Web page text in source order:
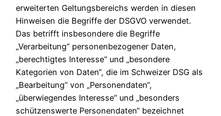
erweiterten Geltungsbereichs werden in diesen
Hinweisen die Begriffe der DSGVO verwendet.
Das betrifft insbesondere die Begriffe
„Verarbeitung“ personenbezogener Daten,
„berechtigtes Interesse“ und „besondere
Kategorien von Daten“, die im Schweizer DSG als
„Bearbeitung“ von „Personendaten“,
„überwiegendes Interesse“ und „besonders
schützenswerte Personendaten“ bezeichnet